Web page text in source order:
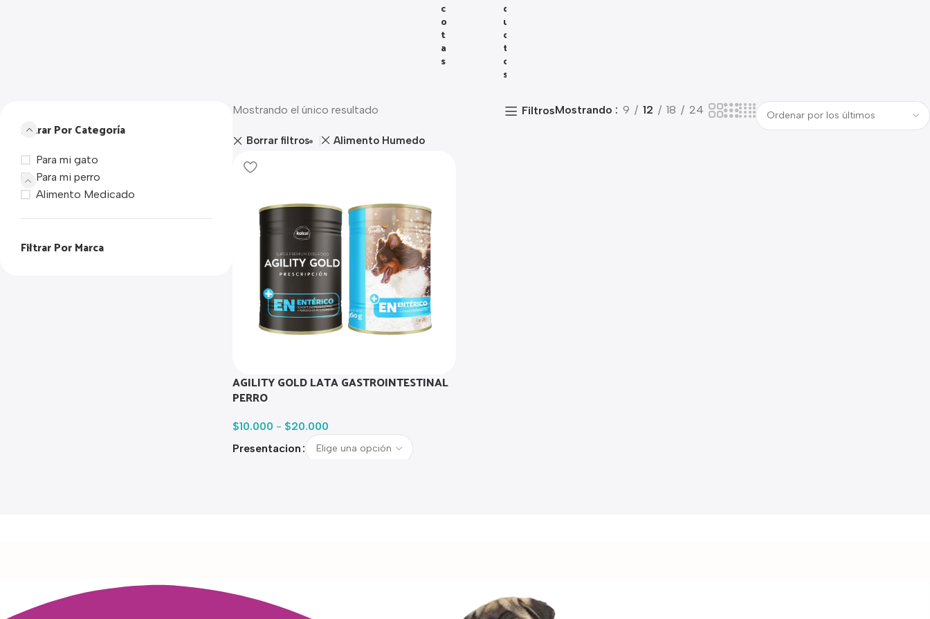
C
O
T
A
S
D
U
C
T
O
S
Filtrar Por Categoría
Para mi gato
Para mi perro
Alimento Medicado
Filtrar Por Marca
Mostrando el único resultado FiltrosMostrando 9 12 18 24
Borrar filtros Alimento Humedo
AGILITY GOLD LATA GASTROINTESTINAL
PERRO
$10.000 - $20.000
Presentacion